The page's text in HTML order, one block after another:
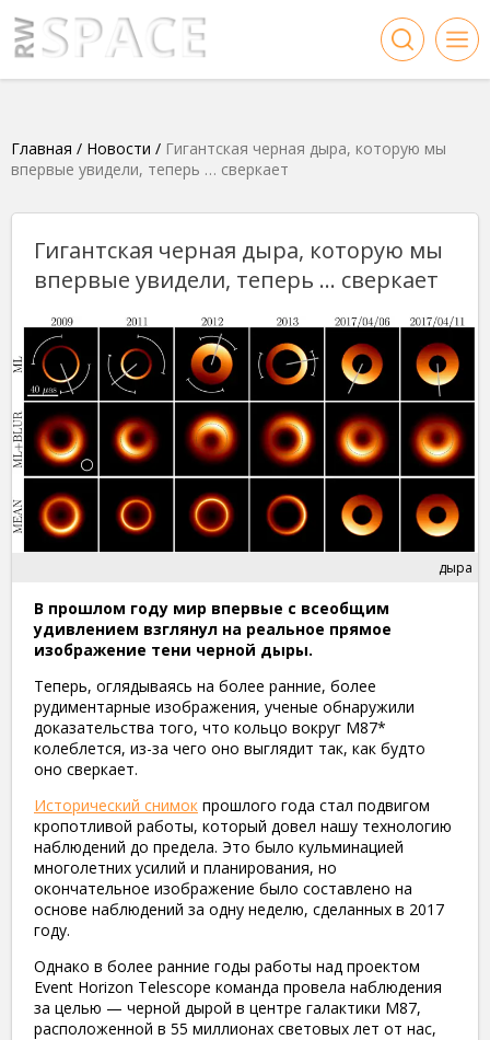
Главная / Новости / Гигантская черная дыра, которую мы
впервые увидели, теперь … сверкает
Гигантская черная дыра, которую мы
впервые увидели, теперь … сверкает
дыра
В прошлом году мир впервые с всеобщим
удивлением взглянул на реальное прямое
изображение тени черной дыры.
Теперь, оглядываясь на более ранние, более
рудиментарные изображения, ученые обнаружили
доказательства того, что кольцо вокруг M87*
колеблется, из-за чего оно выглядит так, как будто
оно сверкает.
Исторический снимок прошлого года стал подвигом
кропотливой работы, который довел нашу технологию
наблюдений до предела. Это было кульминацией
многолетних усилий и планирования, но
окончательное изображение было составлено на
основе наблюдений за одну неделю, сделанных в 2017
году.
Однако в более ранние годы работы над проектом
Event Horizon Telescope команда провела наблюдения
за целью — черной дырой в центре галактики M87,
расположенной в 55 миллионах световых лет от нас,